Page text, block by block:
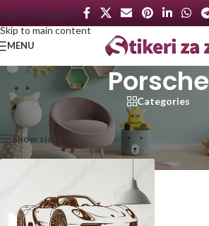
Skip to navigation
Skip to main content
MENU
Porsche
Categories
Početna
Proizvod označen „Porsche“
Show sidebar